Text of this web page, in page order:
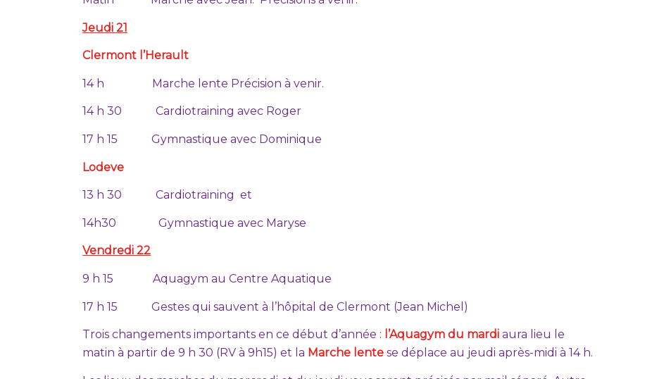
Jeudi 21
Clermont l’Herault
14 h Marche lente Précision à venir.
14 h 30 Cardiotraining avec Roger
17 h 15 Gymnastique avec Dominique
Lodeve
13 h 30 Cardiotraining et
14h30 Gymnastique avec Maryse
Vendredi 22
9 h 15 Aquagym au Centre Aquatique
17 h 15 Gestes qui sauvent à l’hôpital de Clermont (Jean Michel)
Trois changements importants en ce début d’année : l’Aquagym du mardi aura lieu le
matin à partir de 9 h 30 (RV à 9h15) et la Marche lente se déplace au jeudi après-midi à 14 h.